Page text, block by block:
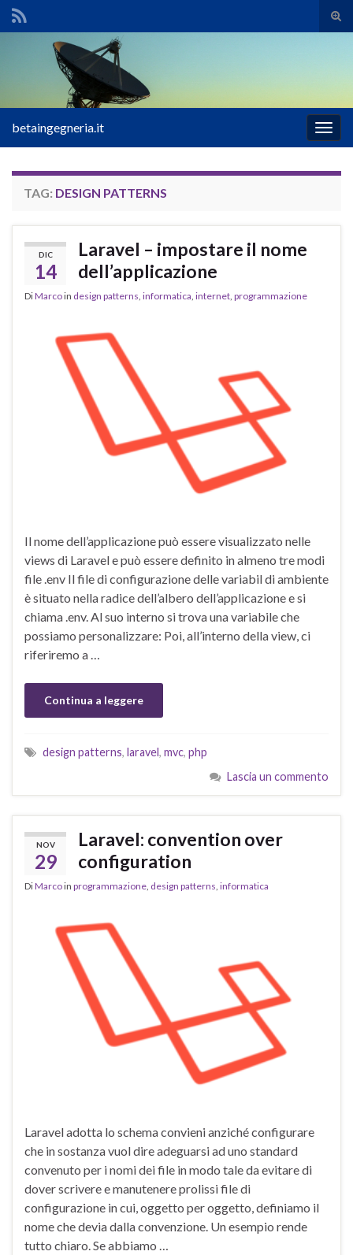
il
Search for:
la
betaingegneria.it
TAG: DESIGN PATTERNS
DIC
14
Laravel – impostare il nome
dell’applicazione
DiMarcoin design patterns informatica internet programmazione
Il nome dell’applicazione può essere visualizzato nelle
views di Laravel e può essere definito in almeno tre modi
file .env Il file di configurazione delle variabil di ambiente
è situato nella radice dell’albero dell’applicazione e si
chiama .env. Al suo interno si trova una variabile che
possiamo personalizzare: Poi, all’interno della view, ci
riferiremo a …
Continua a leggere
design patterns, laravel, mvc, php
Lascia un commento
NOV
29
Laravel: convention over
configuration
DiMarcoin programmazione, design patterns, informatica
Laravel adotta lo schema convieni anziché configurare
che in sostanza vuol dire adeguarsi ad uno standard
convenuto per i nomi dei file in modo tale da evitare di
dover scrivere e manutenere prolissi file di
configurazione in cui, oggetto per oggetto, definiamo il
nome che devia dalla convenzione. Un esempio rende
tutto chiaro. Se abbiamo …